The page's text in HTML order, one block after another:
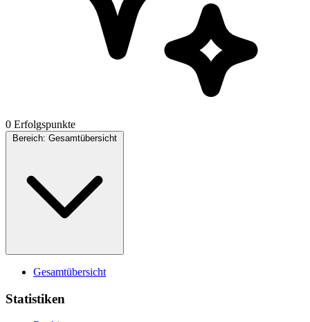
0 Erfolgspunkte
Bereich: Gesamtübersicht
Gesamtübersicht
Statistiken